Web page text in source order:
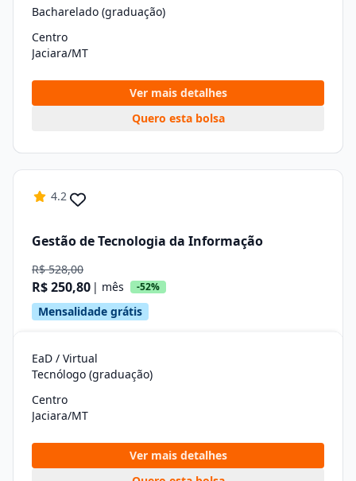
Bacharelado (graduação)
Centro
Jaciara/MT
Ver mais detalhes
Quero esta bolsa
4.2
Gestão de Tecnologia da Informação
R$ 528,00
R$ 250,80 | mês -52%
Mensalidade grátis
EaD / Virtual
Tecnólogo (graduação)
Centro
Jaciara/MT
Ver mais detalhes